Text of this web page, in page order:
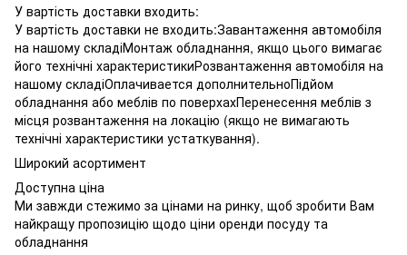
У вартість доставки входить:
У вартість доставки не входить:Завантаження автомобіля
на нашому складіМонтаж обладнання, якщо цього вимагає
його технічні характеристикиРозвантаження автомобіля на
нашому складіОплачивается дополнительноПідйом
обладнання або меблів по поверхахПеренесення меблів з
місця розвантаження на локацію (якщо не вимагають
технічні характеристики устаткування).
Широкий асортимент
Доступна ціна
Ми завжди стежимо за цінами на ринку, щоб зробити Вам
найкращу пропозицію щодо ціни оренди посуду та
обладнання